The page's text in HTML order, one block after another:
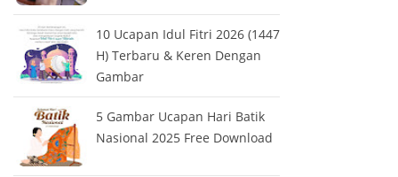
10 Ucapan Idul Fitri 2026 (1447
H) Terbaru & Keren Dengan
Gambar
5 Gambar Ucapan Hari Batik
Nasional 2025 Free Download